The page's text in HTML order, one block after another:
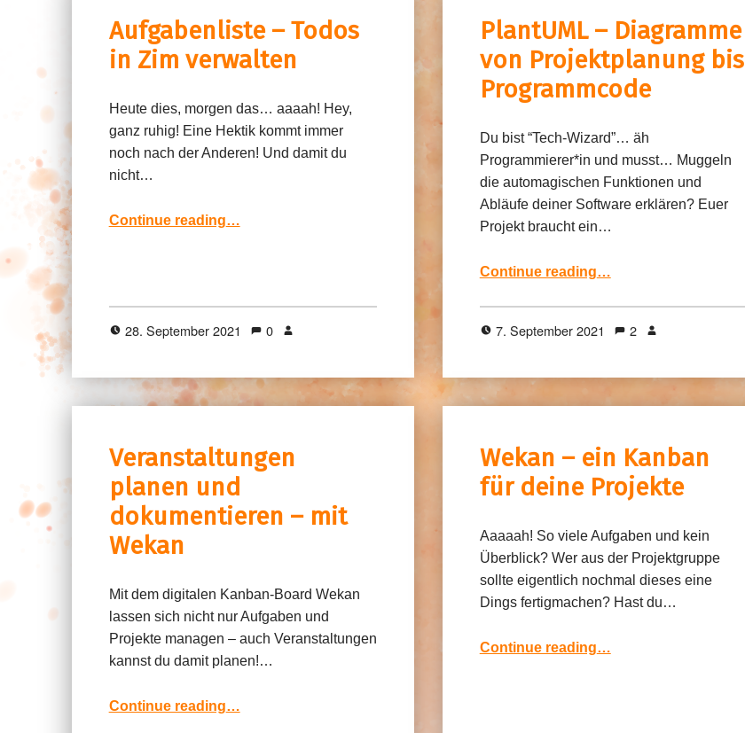
Aufgabenliste – Todos
in Zim verwalten
Heute dies, morgen das… aaaah! Hey,
ganz ruhig! Eine Hektik kommt immer
noch nach der Anderen! Und damit du
nicht…
Continue reading…
28. September 2021 0
PlantUML – Diagramme
von Projektplanung bis
Programmcode
Du bist “Tech-Wizard”… äh
Programmierer*in und musst… Muggeln
die automagischen Funktionen und
Abläufe deiner Software erklären? Euer
Projekt braucht ein…
Continue reading“PlantUML – Diagramme von Projektplanung bis Programmcode”
…
7. September 2021 2
Veranstaltungen
planen und
dokumentieren – mit
Wekan
Mit dem digitalen Kanban-Board Wekan
lassen sich nicht nur Aufgaben und
Projekte managen – auch Veranstaltungen
kannst du damit planen!…
Continue reading“Veranstaltungen planen und dokumentieren – mit Wekan”
…
Wekan – ein Kanban
für deine Projekte
Aaaaah! So viele Aufgaben und kein
Überblick? Wer aus der Projektgruppe
sollte eigentlich nochmal dieses eine
Dings fertigmachen? Hast du…
Continue reading“Wekan – ein Kanban für deine Projekte”
…